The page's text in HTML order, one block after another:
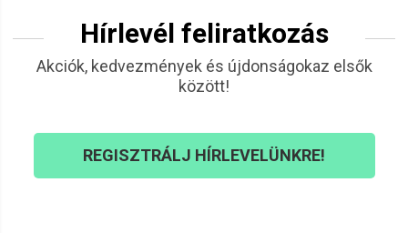
Hírlevél feliratkozás
Akciók, kedvezmények és újdonságokaz elsők
között!
REGISZTRÁLJ HÍRLEVELÜNKRE!